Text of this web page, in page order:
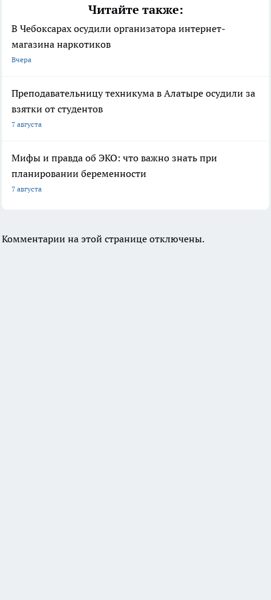
Читайте также:
В Чебоксарах осудили организатора интернет-
магазина наркотиков
Вчера
Преподавательницу техникума в Алатыре осудили за
взятки от студентов
7 августа
Мифы и правда об ЭКО: что важно знать при
планировании беременности
7 августа
Комментарии на этой странице отключены.